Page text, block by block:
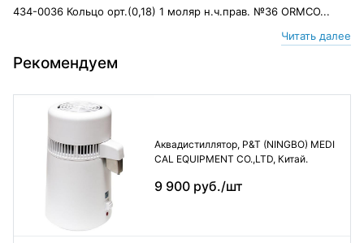
434-0036 Кольцо орт.(0,18) 1 моляр н.ч.прав. №36 ORMCO...
Читать далее
Рекомендуем
Аквадистиллятор, P&T (NINGBO) MEDI
CAL EQUIPMENT CO.,LTD, Китай.
9 900 руб./шт